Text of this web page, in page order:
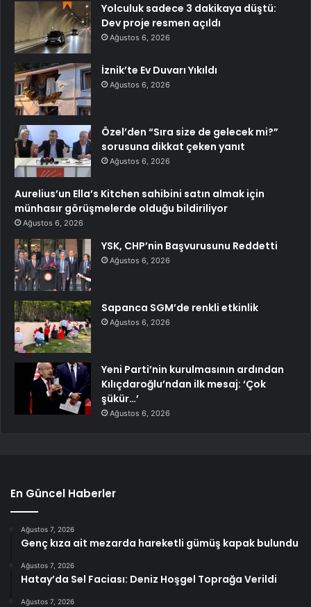
Yolculuk sadece 3 dakikaya düştü:
Dev proje resmen açıldı
Ağustos 6, 2026
İznik’te Ev Duvarı Yıkıldı
Ağustos 6, 2026
Özel’den “Sıra size de gelecek mi?”
sorusuna dikkat çeken yanıt
Ağustos 6, 2026
Aurelius’un Ella’s Kitchen sahibini satın almak için
münhasır görüşmelerde olduğu bildiriliyor
Ağustos 6, 2026
YSK, CHP’nin Başvurusunu Reddetti
Ağustos 6, 2026
Sapanca SGM’de renkli etkinlik
Ağustos 6, 2026
Yeni Parti’nin kurulmasının ardından
Kılıçdaroğlu’ndan ilk mesaj: ‘Çok
şükür…’
Ağustos 6, 2026
En Güncel Haberler
Ağustos 7, 2026
Genç kıza ait mezarda hareketli gümüş kapak bulundu
Ağustos 7, 2026
Hatay’da Sel Faciası: Deniz Hoşgel Toprağa Verildi
Ağustos 7, 2026